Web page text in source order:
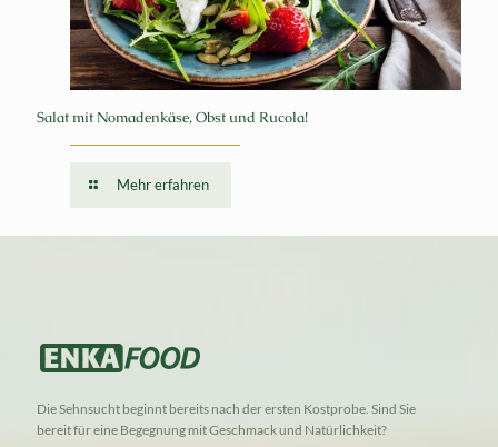
Salat mit Nomadenkäse, Obst und Rucola!
Mehr erfahren
Die Sehnsucht beginnt bereits nach der ersten Kostprobe. Sind Sie
bereit für eine Begegnung mit Geschmack und Natürlichkeit?